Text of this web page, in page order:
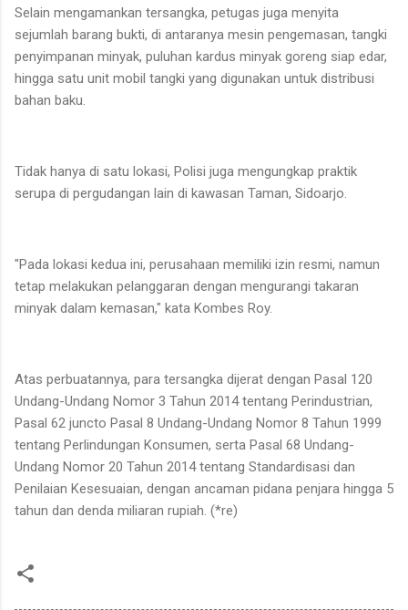
Selain mengamankan tersangka, petugas juga menyita
sejumlah barang bukti, di antaranya mesin pengemasan, tangki
penyimpanan minyak, puluhan kardus minyak goreng siap edar,
hingga satu unit mobil tangki yang digunakan untuk distribusi
bahan baku.
Tidak hanya di satu lokasi, Polisi juga mengungkap praktik
serupa di pergudangan lain di kawasan Taman, Sidoarjo.
"Pada lokasi kedua ini, perusahaan memiliki izin resmi, namun
tetap melakukan pelanggaran dengan mengurangi takaran
minyak dalam kemasan," kata Kombes Roy.
Atas perbuatannya, para tersangka dijerat dengan Pasal 120
Undang-Undang Nomor 3 Tahun 2014 tentang Perindustrian,
Pasal 62 juncto Pasal 8 Undang-Undang Nomor 8 Tahun 1999
tentang Perlindungan Konsumen, serta Pasal 68 Undang-
Undang Nomor 20 Tahun 2014 tentang Standardisasi dan
Penilaian Kesesuaian, dengan ancaman pidana penjara hingga 5
tahun dan denda miliaran rupiah. (*re)